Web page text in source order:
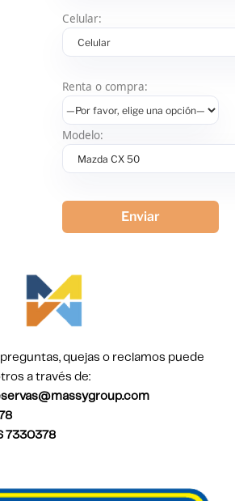
Celular:
Renta o compra:
Modelo:
quejas o reclamos puede
a través de:
7330378